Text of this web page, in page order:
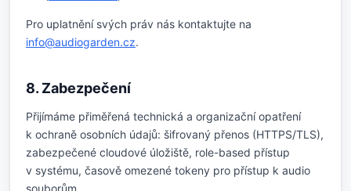
Pro uplatnění svých práv nás kontaktujte na
info@audiogarden.cz.
8. Zabezpečení
Přijímáme přiměřená technická a organizační opatření
k ochraně osobních údajů: šifrovaný přenos (HTTPS/TLS),
zabezpečené cloudové úložiště, role-based přístup
v systému, časově omezené tokeny pro přístup k audio
souborům.